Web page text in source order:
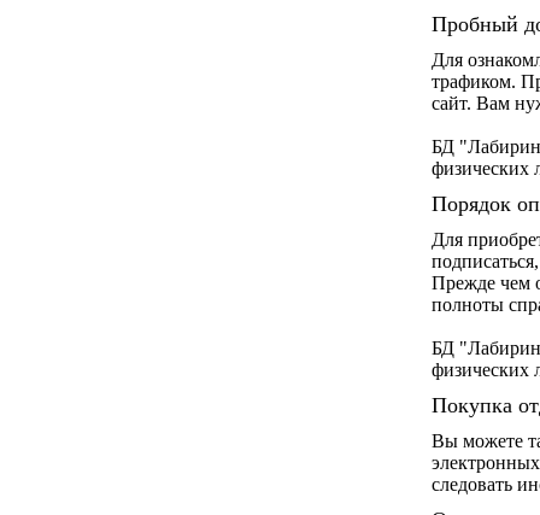
Пробный
Для
трафиком.
сайт. Вам
БД
физических
Порядок
Для
Прежде чем
полноты
БД
физических
Покупка
Вы можете
следовать